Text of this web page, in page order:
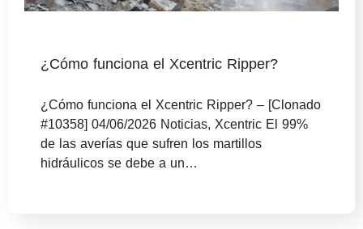
¿Cómo funciona el Xcentric Ripper?
¿Cómo funciona el Xcentric Ripper? – [Clonado
#10358] 04/06/2026 Noticias, Xcentric El 99%
de las averías que sufren los martillos
hidráulicos se debe a un…